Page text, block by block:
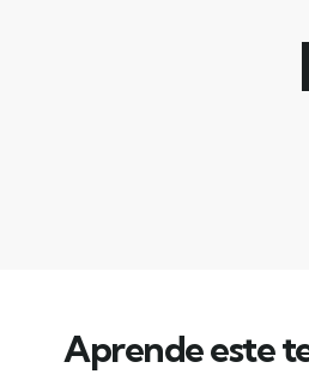
Aprende este